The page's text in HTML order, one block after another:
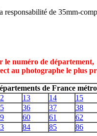
de 35mm-
le numéro de département,
au photographe le plus
de France
13 14 15
36 37 38
60 61 62
84 85 86